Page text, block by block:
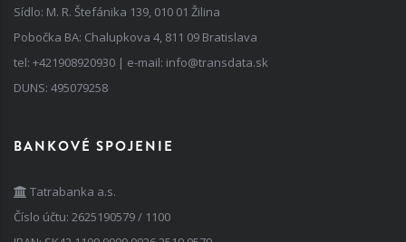
Sídlo: M. R. Štefánika 139, 010 01 Žilina
Pobočka BA: Chalupkova 4, 811 09 Bratislava
tel: +421908920930 | e-mail: info@transdata.sk
DUNS: 495079258
BANKOVÉ SPOJENIE
Tatrabanka a.s.
Číslo účtu: 2625190579 / 1100